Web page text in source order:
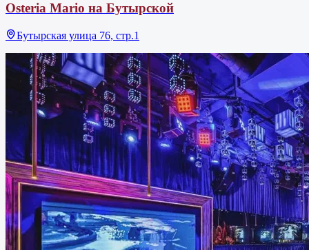
Osteria Mario на Бутырской
Бутырская улица 76, стр.1